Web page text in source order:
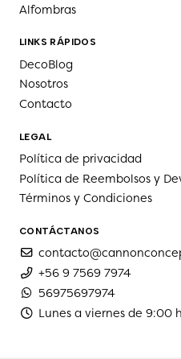
Alfombras
LINKS RÁPIDOS
DecoBlog
Nosotros
Contacto
LEGAL
Política de privacidad
Política de Reembolsos y
Términos y Condiciones
CONTÁCTANOS
+56 9 7569 7974
56975697974
Lunes a viernes de 9:00